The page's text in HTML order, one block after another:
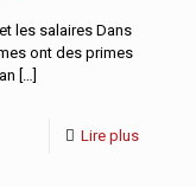
les salaires Dans
ont des primes
[…]
Lire plus